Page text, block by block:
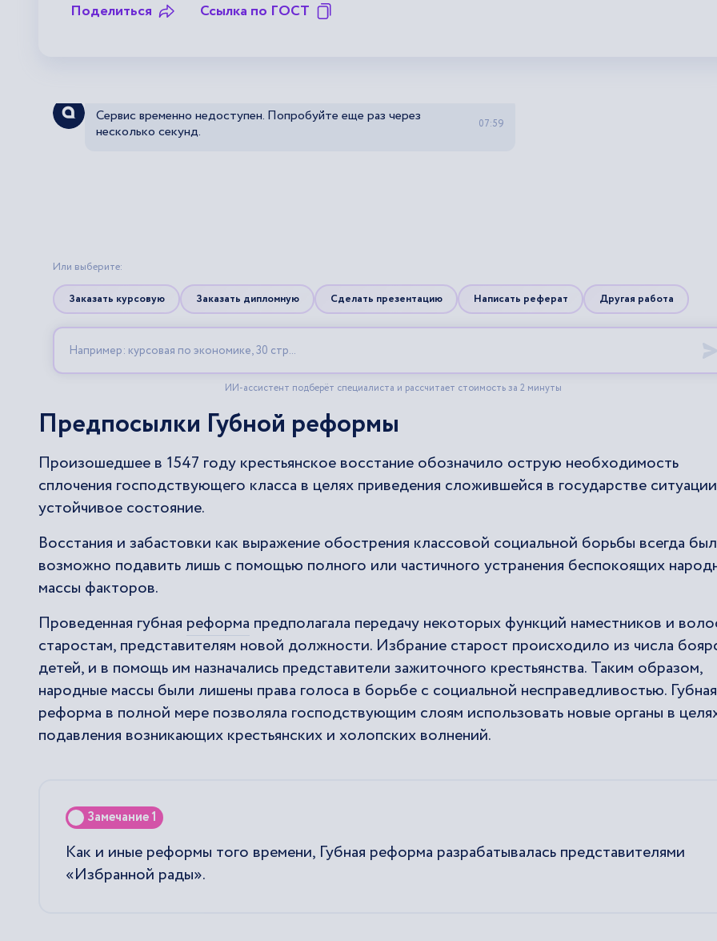
Поделиться Ссылка по ГОСТ
Предпосылки Губной реформы
Произошедшее в 1547 году крестьянское восстание обозначило острую необходимость
сплочения господствующего класса в целях приведения сложившейся в государстве
устойчивое состояние.
Восстания и забастовки как выражение обострения классовой социальной борьбы всегда
возможно подавить лишь с помощью полного или частичного устранения беспокоящих
массы факторов.
Проведенная губная реформа предполагала передачу некоторых функций наместников и
старостам, представителям новой должности. Избрание старост происходило из числа
детей, и в помощь им назначались представители зажиточного крестьянства. Таким образом,
народные массы были лишены права голоса в борьбе с социальной несправедливостью. Губная
реформа в полной мере позволяла господствующим слоям использовать новые органы в
подавления возникающих крестьянских и холопских волнений.
Замечание 1
Как и иные реформы того времени, Губная реформа разрабатывалась представителями
«Избранной рады».